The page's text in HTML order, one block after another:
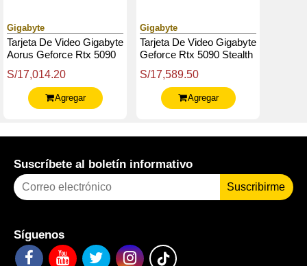
Gigabyte
Tarjeta De Video Gigabyte
Aorus Geforce Rtx 5090
Gddr7, Pcie Gen 5.0
S/17,014.20
Agregar
Gigabyte
Tarjeta De Video Gigabyte
Geforce Rtx 5090 Stealth
Pcie Gen 5.0
S/17,589.50
Agregar
Suscríbete al boletín informativo
Suscribirme
Síguenos